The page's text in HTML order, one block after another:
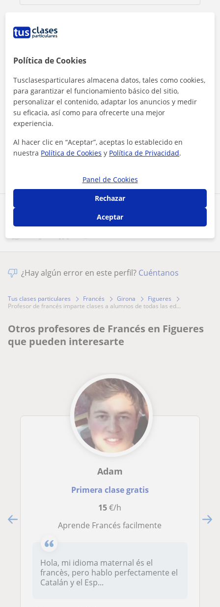
Comparte a este profesor
Contactar ahora
¿Hay algún error en este perfil? Cuéntanos
Tus clases particulares Francés Girona
Figueres
profesor de francés imparte clases a alumnos de todas las ed...
Otros profesores de Francés en Figueres
que pueden interesarte
Adam
Primera clase gratis
15€/h
Aprende Francés facilmente
Hola, mi idioma maternal és el
francès, pero hablo perfectamente el
Catalán y el Esp...
Política de Cookies
Tusclasesparticulares almacena datos, tales como cookies,
para garantizar el funcionamiento básico del sitio,
personalizar el contenido, adaptar los anuncios y medir
su eficacia, así como para ofrecerte una mejor
experiencia.
Al hacer clic en “Aceptar”, aceptas lo establecido en
nuestra Política de Cookies y Política de Privacidad.
Panel de Cookies
Rechazar
Aceptar